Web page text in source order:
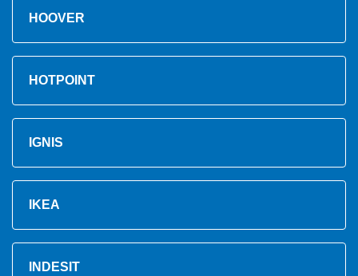
HOOVER
HOTPOINT
IGNIS
IKEA
INDESIT